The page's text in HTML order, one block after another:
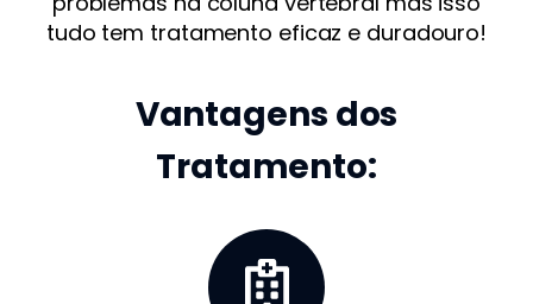
tudo tem tratamento eficaz e duradouro!
Vantagens dos
Tratamento: